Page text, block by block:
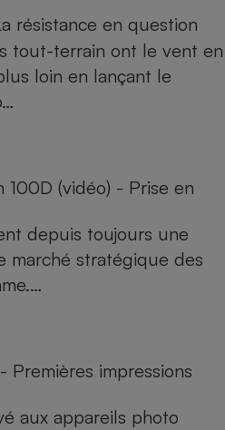
résistance en question
tout-terrain ont le vent en
loin en lançant le
(vidéo) - Prise en
depuis toujours une
marché stratégique des
Premières impressions
aux appareils photo